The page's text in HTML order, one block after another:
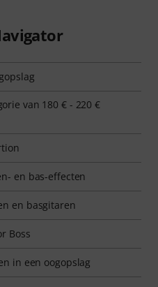
van 180 € - 220 €
en bas-effecten
en basgitaren
Boss
in een oogopslag